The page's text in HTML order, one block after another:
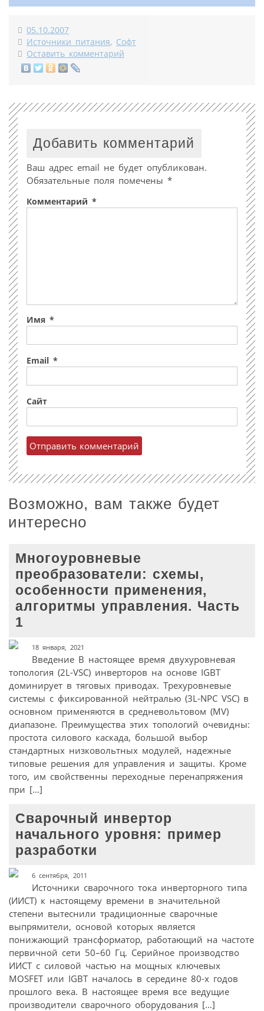
05.10.2007
Источники питания, Софт
Оставить комментарий
Добавить комментарий
Ваш адрес email не будет опубликован.
Обязательные поля помечены *
Комментарий *
Имя *
Email *
Сайт
Возможно, вам также будет
интересно
Многоуровневые
преобразователи: схемы,
особенности применения,
алгоритмы управления. Часть
1
18 января, 2021
Введение В настоящее время двухуровневая
топология (2L-VSC) инверторов на основе IGBT
доминирует в тяговых приводах. Трехуровневые
системы с фиксированной нейтралью (3L-NPC VSC) в
основном применяются в средневольтовом (MV)
диапазоне. Преимущества этих топологий очевидны:
простота силового каскада, большой выбор
стандартных низко­вольтных модулей, надежные
типовые решения для управления и защиты. Кроме
того, им свойственны переходные перенапряжения
при […]
Сварочный инвертор
начального уровня: пример
разработки
6 сентября, 2011
Источники сварочного тока инверторного типа
(ИИСТ) к настоящему времени в значительной
степени вытеснили традиционные сварочные
выпрямители, основой которых является
понижающий трансформатор, работающий на частоте
первичной сети 50–60 Гц. Серийное производство
ИИСТ с силовой частью на мощных ключевых
MOSFET или IGBT началось в середине 80-х годов
прошлого века. В настоящее время все ведущие
производители сварочного оборудования […]